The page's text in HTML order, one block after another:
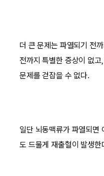
더 큰 문제는 파열되기 전
전까지 특별한 증상이 없
문제를 걷잡을 수 없다.
일단 뇌동맥류가 파열되면
도 드물게 재출혈이 발생